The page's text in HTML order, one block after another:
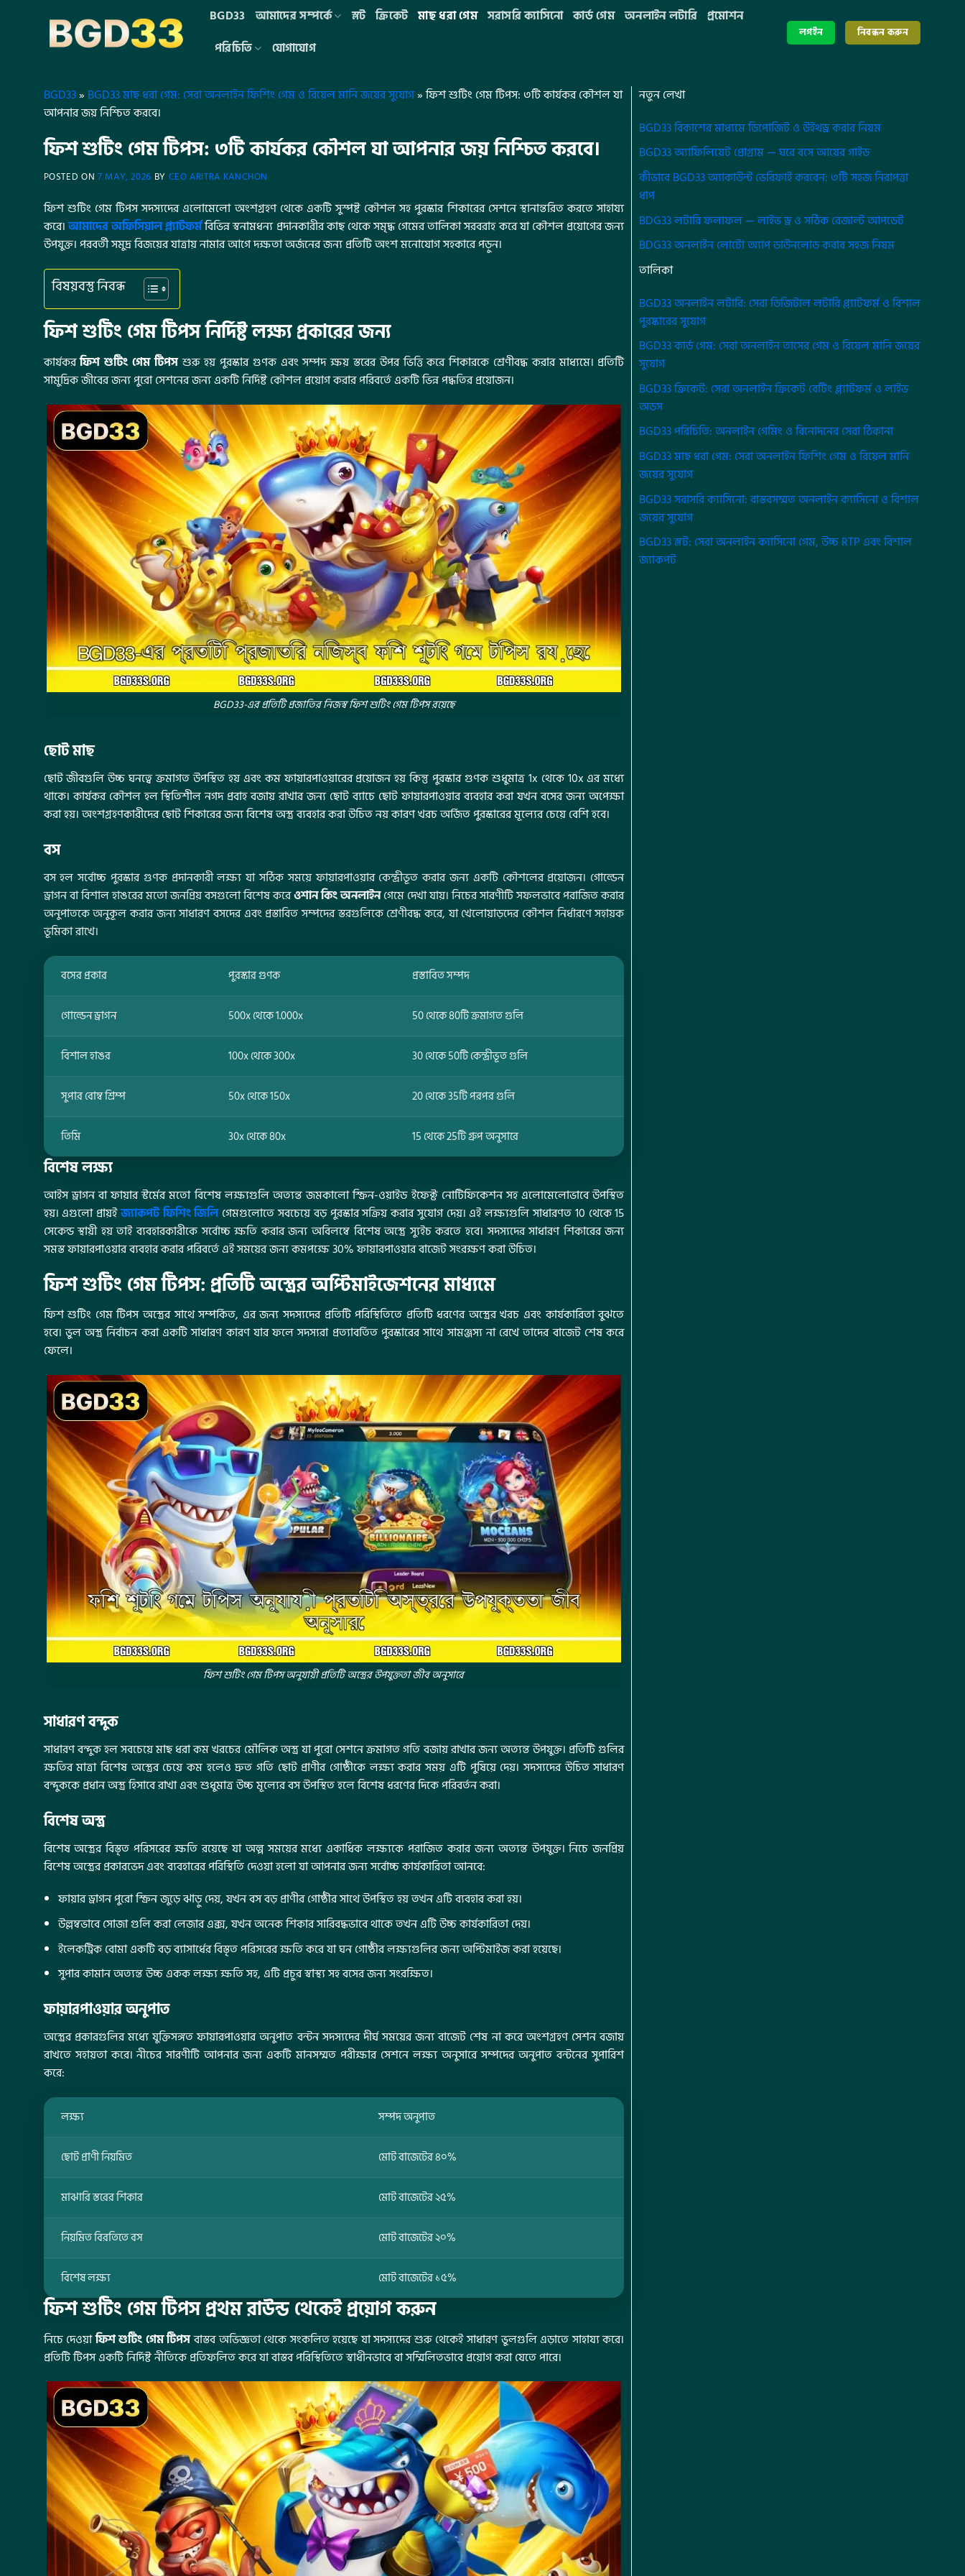
BGD33 আমাদের সম্পর্কে স্লট ক্রিকেট মাছ ধরা গেম সরাসরি ক্যাসিনো কার্ড গেম অনলাইন লটারি প্রমোশন
পরিচিতি
যোগাযোগ
লগইন নিবন্ধন করুন
BGD33» BGD33 মাছ ধরা গেম: সেরা অনলাইন ফিশিং গেম ও রিয়েল মানি জয়ের সুযোগ»ফিশ শুটিং গেম টিপস: ৩টি কার্যকর কৌশল যা
আপনার জয় নিশ্চিত করবে।
ফিশ শুটিং গেম টিপস: ৩টি কার্যকর কৌশল যা আপনার জয় নিশ্চিত করবে।
POSTED ON 7 MAY, 2026 BY CEO ARITRA KANCHON
ফিশ শুটিং গেম টিপস সদস্যদের এলোমেলো অংশগ্রহণ থেকে একটি সুস্পষ্ট কৌশল সহ পুরস্কার শিকারের সেশনে স্থানান্তরিত করতে সাহায্য
করে।আমাদের অফিসিয়াল প্ল্যাটফর্মবিভিন্ন স্বনামধন্য প্রদানকারীর কাছ থেকে সমৃদ্ধ গেমের তালিকা সরবরাহ করে যা কৌশল প্রয়োগের জন্য
উপযুক্ত। পরবর্তী সমুদ্র বিজয়ের যাত্রায় নামার আগে দক্ষতা অর্জনের জন্য প্রতিটি অংশ মনোযোগ সহকারে পড়ুন।
বিষয়বস্তু নিবন্ধ
ফিশ শুটিং গেম টিপস নির্দিষ্ট লক্ষ্য প্রকারের জন্য
কার্যকরফিশ শুটিং গেম টিপসশুরু হয় পুরস্কার গুণক এবং সম্পদ ক্ষয় স্তরের উপর ভিত্তি করে শিকারকে শ্রেণীবদ্ধ করার মাধ্যমে। প্রতিটি
সামুদ্রিক জীবের জন্য পুরো সেশনের জন্য একটি নির্দিষ্ট কৌশল প্রয়োগ করার পরিবর্তে একটি ভিন্ন পদ্ধতির প্রয়োজন।
BGD33-এর প্রতিটি প্রজাতির নিজস্ব ফিশ শুটিং গেম টিপস রয়েছে
ছোট মাছ
ছোট জীবগুলি উচ্চ ঘনত্বে ক্রমাগত উপস্থিত হয় এবং কম ফায়ারপাওয়ারের প্রয়োজন হয় কিন্তু পুরস্কার গুণক শুধুমাত্র 1x থেকে 10x এর মধ্যে
থাকে। কার্যকর কৌশল হল স্থিতিশীল নগদ প্রবাহ বজায় রাখার জন্য ছোট ব্যাচে ছোট ফায়ারপাওয়ার ব্যবহার করা যখন বসের জন্য অপেক্ষা
করা হয়। অংশগ্রহণকারীদের ছোট শিকারের জন্য বিশেষ অস্ত্র ব্যবহার করা উচিত নয় কারণ খরচ অর্জিত পুরস্কারের মূল্যের চেয়ে বেশি হবে।
বস
বস হল সর্বোচ্চ পুরস্কার গুণক প্রদানকারী লক্ষ্য যা সঠিক সময়ে ফায়ারপাওয়ার কেন্দ্রীভূত করার জন্য একটি কৌশলের প্রয়োজন। গোল্ডেন
ড্রাগন বা বিশাল হাঙরের মতো জনপ্রিয় বসগুলো বিশেষ করেওশান কিং অনলাইনগেমে দেখা যায়। নিচের সারণীটি সফলভাবে পরাজিত করার
অনুপাতকে অনুকূল করার জন্য সাধারণ বসদের এবং প্রস্তাবিত সম্পদের স্তরগুলিকে শ্রেণীবদ্ধ করে, যা খেলোয়াড়দের কৌশল নির্ধারণে সহায়ক
ভূমিকা রাখে।
বসের প্রকার পুরস্কার গুণক প্রস্তাবিত সম্পদ
গোল্ডেন ড্রাগন 500x থেকে 1.000x 50 থেকে 80টি ক্রমাগত গুলি
বিশাল হাঙর 100x থেকে 300x 30 থেকে 50টি কেন্দ্রীভূত গুলি
সুপার বোম্ব শ্রিম্প 50x থেকে 150x 20 থেকে 35টি পরপর গুলি
তিমি 30x থেকে 80x 15 থেকে 25টি গ্রুপ অনুসারে
বিশেষ লক্ষ্য
আইস ড্রাগন বা ফায়ার স্টর্মের মতো বিশেষ লক্ষ্যগুলি অত্যন্ত জমকালো স্ক্রিন-ওয়াইড ইফেক্ট নোটিফিকেশন সহ এলোমেলোভাবে উপস্থিত
হয়। এগুলো প্রায়ইজ্যাকপট ফিশিং জিলিগেমগুলোতে সবচেয়ে বড় পুরস্কার সক্রিয় করার সুযোগ দেয়। এই লক্ষ্যগুলি সাধারণত 10 থেকে 15
সেকেন্ড স্থায়ী হয় তাই ব্যবহারকারীকে সর্বোচ্চ ক্ষতি করার জন্য অবিলম্বে বিশেষ অস্ত্রে স্যুইচ করতে হবে। সদস্যদের সাধারণ শিকারের জন্য
সমস্ত ফায়ারপাওয়ার ব্যবহার করার পরিবর্তে এই সময়ের জন্য কমপক্ষে 30% ফায়ারপাওয়ার বাজেট সংরক্ষণ করা উচিত।
ফিশ শুটিং গেম টিপস: প্রতিটি অস্ত্রের অপ্টিমাইজেশনের মাধ্যমে
ফিশ শুটিং গেম টিপস অস্ত্রের সাথে সম্পর্কিত, এর জন্য সদস্যদের প্রতিটি পরিস্থিতিতে প্রতিটি ধরণের অস্ত্রের খরচ এবং কার্যকারিতা বুঝতে
হবে। ভুল অস্ত্র নির্বাচন করা একটি সাধারণ কারণ যার ফলে সদস্যরা প্রত্যাবর্তিত পুরস্কারের সাথে সামঞ্জস্য না রেখে তাদের বাজেট শেষ করে
ফেলে।
ফিশ শুটিং গেম টিপস অনুযায়ী প্রতিটি অস্ত্রের উপযুক্ততা জীব অনুসারে
সাধারণ বন্দুক
সাধারণ বন্দুক হল সবচেয়ে মাছ ধরা কম খরচের মৌলিক অস্ত্র যা পুরো সেশনে ক্রমাগত গতি বজায় রাখার জন্য অত্যন্ত উপযুক্ত। প্রতিটি গুলির
ক্ষতির মাত্রা বিশেষ অস্ত্রের চেয়ে কম হলেও দ্রুত গতি ছোট প্রাণীর গোষ্ঠীকে লক্ষ্য করার সময় এটি পুষিয়ে দেয়। সদস্যদের উচিত সাধারণ
বন্দুককে প্রধান অস্ত্র হিসাবে রাখা এবং শুধুমাত্র উচ্চ মূল্যের বস উপস্থিত হলে বিশেষ ধরণের দিকে পরিবর্তন করা।
বিশেষ অস্ত্র
বিশেষ অস্ত্রের বিস্তৃত পরিসরের ক্ষতি রয়েছে যা অল্প সময়ের মধ্যে একাধিক লক্ষ্যকে পরাজিত করার জন্য অত্যন্ত উপযুক্ত। নিচে জনপ্রিয়
বিশেষ অস্ত্রের প্রকারভেদ এবং ব্যবহারের পরিস্থিতি দেওয়া হলো যা আপনার জন্য সর্বোচ্চ কার্যকারিতা আনবে:
ফায়ার ড্রাগন পুরো স্ক্রিন জুড়ে ঝাড়ু দেয়, যখন বস বড় প্রাণীর গোষ্ঠীর সাথে উপস্থিত হয় তখন এটি ব্যবহার করা হয়।
উল্লম্বভাবে সোজা গুলি করা লেজার এক্স, যখন অনেক শিকার সারিবদ্ধভাবে থাকে তখন এটি উচ্চ কার্যকারিতা দেয়।
ইলেকট্রিক বোমা একটি বড় ব্যাসার্ধের বিস্তৃত পরিসরের ক্ষতি করে যা ঘন গোষ্ঠীর লক্ষ্যগুলির জন্য অপ্টিমাইজ করা হয়েছে।
সুপার কামান অত্যন্ত উচ্চ একক লক্ষ্য ক্ষতি সহ, এটি প্রচুর স্বাস্থ্য সহ বসের জন্য সংরক্ষিত।
ফায়ারপাওয়ার অনুপাত
অস্ত্রের প্রকারগুলির মধ্যে যুক্তিসঙ্গত ফায়ারপাওয়ার অনুপাত বন্টন সদস্যদের দীর্ঘ সময়ের জন্য বাজেট শেষ না করে অংশগ্রহণ সেশন বজায়
রাখতে সহায়তা করে। নীচের সারণীটি আপনার জন্য একটি মানসম্মত পরীক্ষার সেশনে লক্ষ্য অনুসারে সম্পদের অনুপাত বন্টনের সুপারিশ
করে:
লক্ষ্য সম্পদ অনুপাত
ছোট প্রাণী নিয়মিত মোট বাজেটের ৪০%
মাঝারি স্তরের শিকার মোট বাজেটের ২৫%
নিয়মিত বিরতিতে বস মোট বাজেটের ২০%
বিশেষ লক্ষ্য মোট বাজেটের ১৫%
ফিশ শুটিং গেম টিপস প্রথম রাউন্ড থেকেই প্রয়োগ করুন
নিচে দেওয়াফিশ শুটিং গেম টিপসবাস্তব অভিজ্ঞতা থেকে সংকলিত হয়েছে যা সদস্যদের শুরু থেকেই সাধারণ ভুলগুলি এড়াতে সাহায্য করে।
প্রতিটি টিপস একটি নির্দিষ্ট নীতিকে প্রতিফলিত করে যা বাস্তব পরিস্থিতিতে স্বাধীনভাবে বা সম্মিলিতভাবে প্রয়োগ করা যেতে পারে।
নতুন লেখা
BGD33 বিকাশের মাধ্যমে ডিপোজিট ও উইথড্র করার নিয়ম
BGD33 অ্যাফিলিয়েট প্রোগ্রাম — ঘরে বসে আয়ের গাইড
কীভাবে BGD33 অ্যাকাউন্ট ভেরিফাই করবেন: ৩টি সহজ নিরাপত্তা
ধাপ
BDG33 লটারি ফলাফল — লাইভ ড্র ও সঠিক রেজাল্ট আপডেট
BDG33 অনলাইন লোটো অ্যাপ ডাউনলোড করার সহজ নিয়ম
তালিকা
BGD33 অনলাইন লটারি: সেরা ডিজিটাল লটারি প্ল্যাটফর্ম ও বিশাল
পুরষ্কারের সুযোগ
BGD33 কার্ড গেম: সেরা অনলাইন তাসের গেম ও রিয়েল মানি জয়ের
সুযোগ
BGD33 ক্রিকেট: সেরা অনলাইন ক্রিকেট বেটিং প্ল্যাটফর্ম ও লাইভ
অডস
BGD33 পরিচিতি: অনলাইন গেমিং ও বিনোদনের সেরা ঠিকানা
BGD33 মাছ ধরা গেম: সেরা অনলাইন ফিশিং গেম ও রিয়েল মানি
জয়ের সুযোগ
BGD33 সরাসরি ক্যাসিনো: বাস্তবসম্মত অনলাইন ক্যাসিনো ও বিশাল
জয়ের সুযোগ
BGD33 স্লট: সেরা অনলাইন ক্যাসিনো গেম, উচ্চ RTP এবং বিশাল
জ্যাকপট